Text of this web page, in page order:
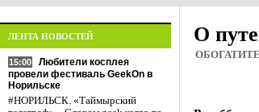
ЛЕНТА НОВОСТЕЙ
15:00
Любители косплея
провели фестиваль GeekOn в
Норильске
#НОРИЛЬСК. «Таймырский
О